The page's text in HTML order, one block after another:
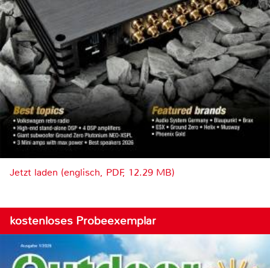
Jetzt laden (englisch, PDF, 12.29 MB)
kostenloses Probeexemplar